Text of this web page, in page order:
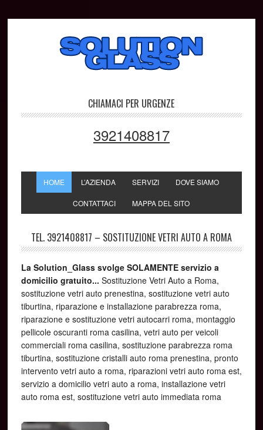
CHIAMACI PER URGENZE
3921408817
HOME L’AZIENDA SERVIZI DOVE SIAMO
CONTATTACI MAPPA DEL SITO
TEL. 3921408817 – SOSTITUZIONE VETRI AUTO A ROMA
​La Solution_Glass svolge SOLAMENTE servizio a
domicilio gratuito... Sostituzione Vetri Auto a Roma,
sostituzione vetri auto prenestina, sostituzione vetri auto
tiburtina, riparazione e installazione parabrezza roma,
riparazione e sostituzione vetri autocarri roma, montaggio
pellicole oscuranti roma casilina, vetri auto per veicoli
commerciali roma casilina, sostituzione parabrezza roma
tiburtina, sostituzione cristalli auto roma prenestina, pronto
intervento vetri auto a roma, riparazioni vetri auto roma est,
servizio a domicilio vetri auto a roma, installazione vetri
auto roma est, sostituzione vetri auto immediata roma